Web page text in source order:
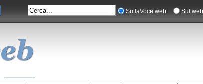
Su laVoce web Sul